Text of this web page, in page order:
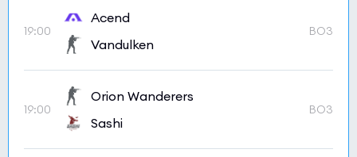
19:00
Acend
Vandulken
BO3
19:00
Orion Wanderers
Sashi
BO3